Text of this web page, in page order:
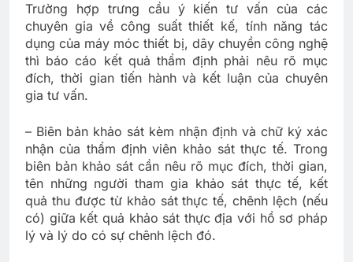
Trường hợp trưng cầu ý kiến tư vấn của các
chuyên gia về công suất thiết kế, tính năng tác
dụng của máy móc thiết bị, dây chuyền công nghệ
thì báo cáo kết quả thẩm định phải nêu rõ mục
đích, thời gian tiến hành và kết luận của chuyên
gia tư vấn.
– Biên bản khảo sát kèm nhận định và chữ ký xác
nhận của thẩm định viên khảo sát thực tế. Trong
biên bản khảo sát cần nêu rõ mục đích, thời gian,
tên những người tham gia khảo sát thực tế, kết
quả thu được từ khảo sát thực tế, chênh lệch (nếu
có) giữa kết quả khảo sát thực địa với hồ sơ pháp
lý và lý do có sự chênh lệch đó.